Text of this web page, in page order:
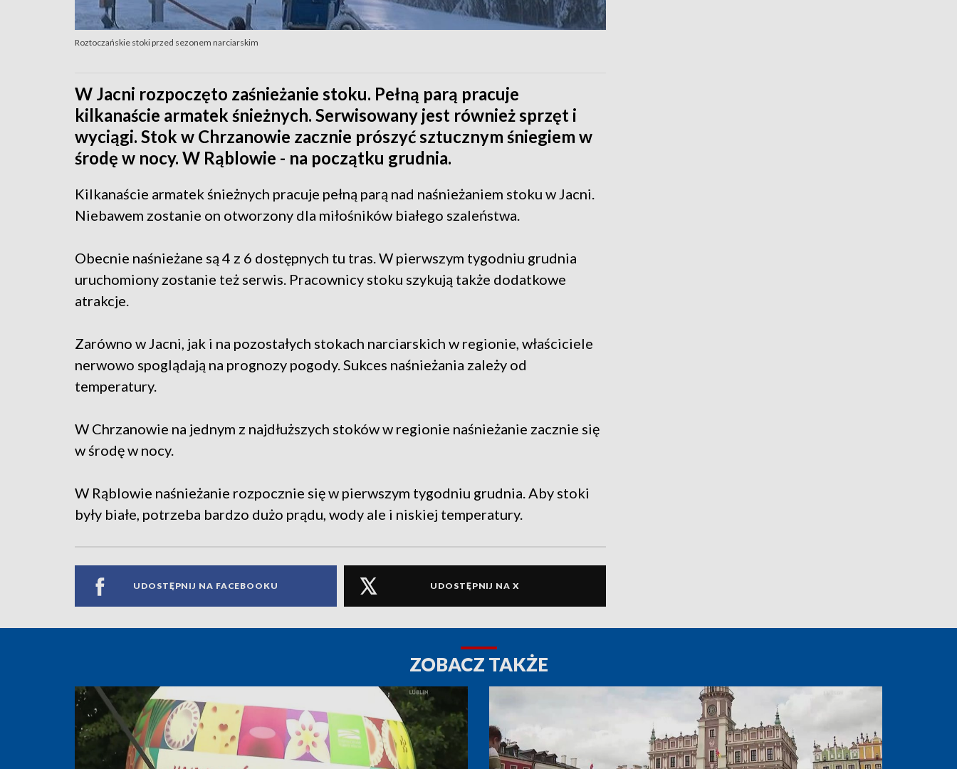
Roztoczańskie stoki przed sezonem narciarskim
W Jacni rozpoczęto zaśnieżanie stoku. Pełną parą pracuje
kilkanaście armatek śnieżnych. Serwisowany jest również sprzęt i
wyciągi. Stok w Chrzanowie zacznie prószyć sztucznym śniegiem w
środę w nocy. W Rąblowie - na początku grudnia.
Kilkanaście armatek śnieżnych pracuje pełną parą nad naśnieżaniem stoku w Jacni.
Niebawem zostanie on otworzony dla miłośników białego szaleństwa.
Obecnie naśnieżane są 4 z 6 dostępnych tu tras. W pierwszym tygodniu grudnia
uruchomiony zostanie też serwis. Pracownicy stoku szykują także dodatkowe
atrakcje.
Zarówno w Jacni, jak i na pozostałych stokach narciarskich w regionie, właściciele
nerwowo spoglądają na prognozy pogody. Sukces naśnieżania zależy od
temperatury.
W Chrzanowie na jednym z najdłuższych stoków w regionie naśnieżanie zacznie się
w środę w nocy.
W Rąblowie naśnieżanie rozpocznie się w pierwszym tygodniu grudnia. Aby stoki
były białe, potrzeba bardzo dużo prądu, wody ale i niskiej temperatury.
UDOSTĘPNIJ NA FACEBOOKU UDOSTĘPNIJ NA X
ZOBACZ TAKŻE